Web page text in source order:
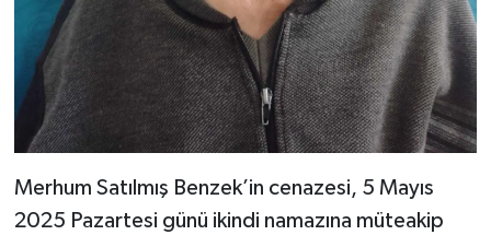
Merhum Satılmış Benzek’in cenazesi, 5 Mayıs
2025 Pazartesi günü ikindi namazına müteakip